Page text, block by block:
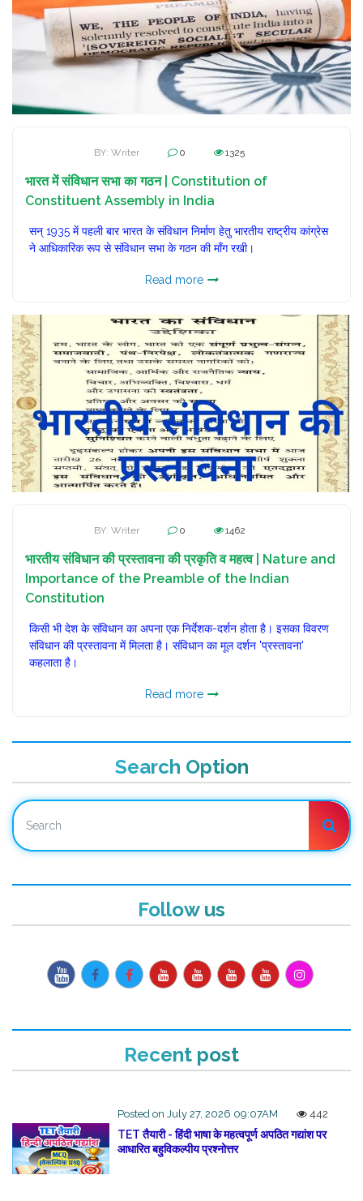
BY: Writer 0 1325
भारत में संविधान सभा का गठन | Constitution of
Constituent Assembly in India
सन् 1935 में पहली बार भारत के संविधान निर्माण हेतु भारतीय राष्ट्रीय कांग्रेस
ने आधिकारिक रूप से संविधान सभा के गठन की माँग रखी।
Read more
BY: Writer 0 1462
भारतीय संविधान की प्रस्तावना की प्रकृति व महत्व | Nature and
Importance of the Preamble of the Indian
Constitution
किसी भी देश के संविधान का अपना एक निर्देशक-दर्शन होता है। इसका विवरण
संविधान की प्रस्तावना में मिलता है। संविधान का मूल दर्शन 'प्रस्तावना'
कहलाता है।
Read more
Search Option
Follow us
Recent post
Posted on July 27, 2026 09:07AM 442
TET तैयारी - हिंदी भाषा के महत्वपूर्ण अपठित गद्यांश पर
आधारित बहुविकल्पीय प्रश्नोत्तर